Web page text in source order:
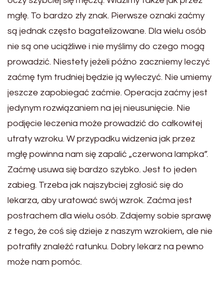
mgłę. To bardzo zły znak. Pierwsze oznaki zaćmy
są jednak często bagatelizowane. Dla wielu osób
nie są one uciążliwe i nie myślimy do czego mogą
prowadzić. Niestety jeżeli późno zaczniemy leczyć
zaćmę tym trudniej będzie ją wyleczyć. Nie umiemy
jeszcze zapobiegać zaćmie. Operacja zaćmy jest
jedynym rozwiązaniem na jej nieusunięcie. Nie
podjęcie leczenia może prowadzić do całkowitej
utraty wzroku. W przypadku widzenia jak przez
mgłę powinna nam się zapalić „czerwona lampka”.
Zaćmę usuwa się bardzo szybko. Jest to jeden
zabieg. Trzeba jak najszybciej zgłosić się do
lekarza, aby uratować swój wzrok. Zaćma jest
postrachem dla wielu osób. Zdajemy sobie sprawę
z tego, że coś się dzieje z naszym wzrokiem, ale nie
potrafiły znaleźć ratunku. Dobry lekarz na pewno
może nam pomóc.